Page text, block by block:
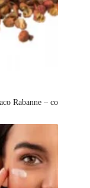
Rabanne – co